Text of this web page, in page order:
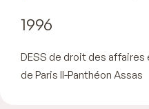
1996
DESS de droit des
de Paris II-Panthéon Assas